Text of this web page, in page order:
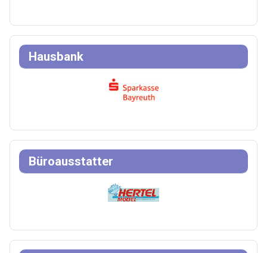
Hausbank
Büroausstatter